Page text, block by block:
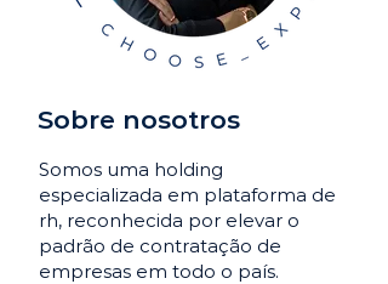
Sobre nosotros
Somos uma holding
especializada em plataforma de
rh, reconhecida por elevar o
padrão de contratação de
empresas em todo o país.